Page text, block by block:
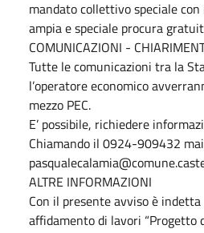
mandato collettivo speciale
ampia e speciale procura
COMUNICAZIONI -
Tutte le comunicazioni tra la
l’operatore economico
mezzo PEC.
E’ possibile, richiedere
Chiamando il 0924-909432
ALTRE INFORMAZIONI
Con il presente avviso è
affidamento di lavori “Progetto